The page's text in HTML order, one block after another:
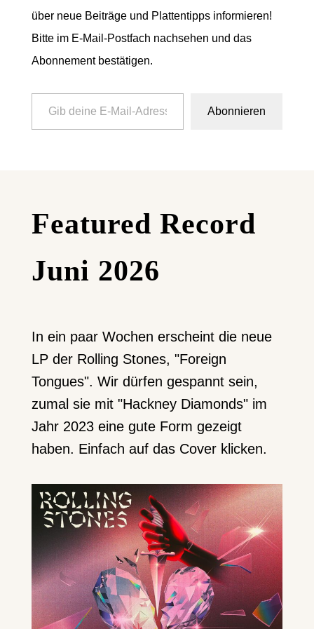
über neue Beiträge und Plattentipps informieren!
Bitte im E-Mail-Postfach nachsehen und das
Abonnement bestätigen.
Gib deine E-Mail-Adresse ein ...
Abonnieren
Featured Record
Juni 2026
In ein paar Wochen erscheint die neue
LP der Rolling Stones, "Foreign
Tongues". Wir dürfen gespannt sein,
zumal sie mit "Hackney Diamonds" im
Jahr 2023 eine gute Form gezeigt
haben. Einfach auf das Cover klicken.